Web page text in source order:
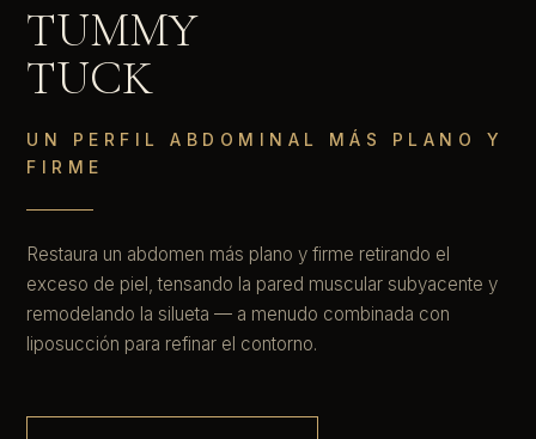
TUMMY
TUCK
UN PERFIL ABDOMINAL MÁS PLANO Y
FIRME
Restaura un abdomen más plano y firme retirando el
exceso de piel, tensando la pared muscular subyacente y
remodelando la silueta — a menudo combinada con
liposucción para refinar el contorno.